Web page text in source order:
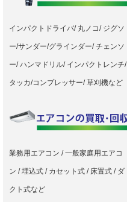
インパクトドライバ/ 丸ノコ/ ジグソ
ー/サンダー/グラインダー/ チェンソ
ー/ ハンマドリル/ インパクトレンチ/
タッカ/コンプレッサー/ 草刈機など
業務用エアコン / 一般家庭用エアコ
ン / 埋込式 / カセット式 / 床置式 / ダ
クト式など